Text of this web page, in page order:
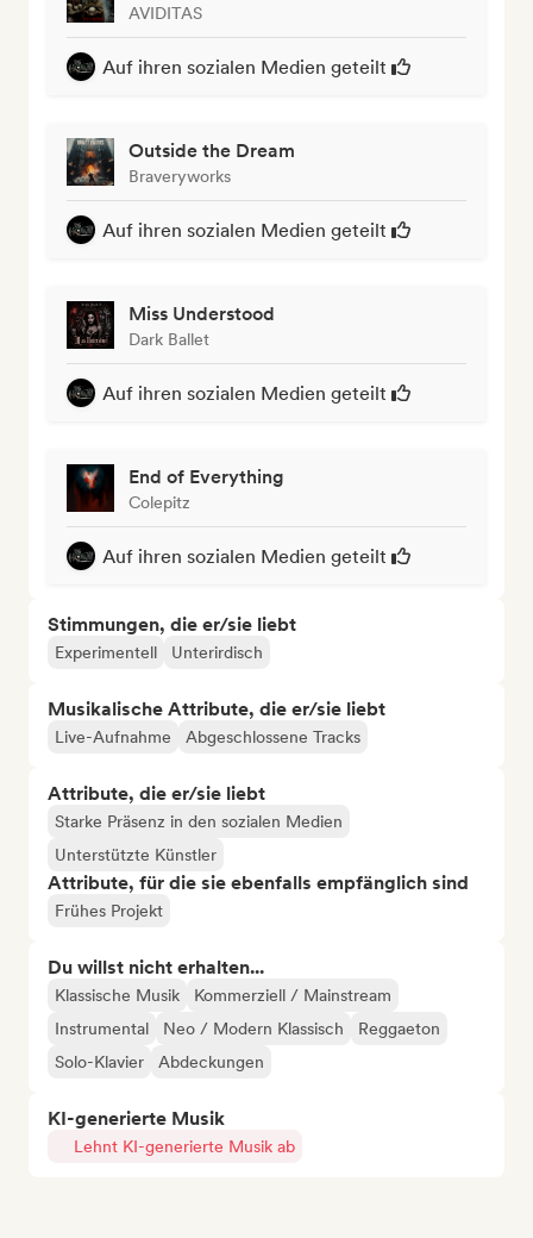
AVIDITAS
Auf ihren sozialen Medien geteilt
Outside the Dream
Braveryworks
Auf ihren sozialen Medien geteilt
Miss Understood
Dark Ballet
Auf ihren sozialen Medien geteilt
End of Everything
Colepitz
Auf ihren sozialen Medien geteilt
Stimmungen, die er/sie liebt
Experimentell Unterirdisch
Musikalische Attribute, die er/sie liebt
Live-Aufnahme Abgeschlossene Tracks
Attribute, die er/sie liebt
Starke Präsenz in den sozialen Medien
Unterstützte Künstler
Attribute, für die sie ebenfalls empfänglich sind
Frühes Projekt
Du willst nicht erhalten...
Klassische Musik
Kommerziell / Mainstream
Instrumental
Neo / Modern Klassisch
Reggaeton
Solo-Klavier
Abdeckungen
KI-generierte Musik
Lehnt KI-generierte Musik ab